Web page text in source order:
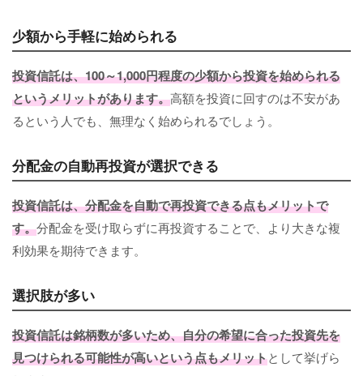
少額から手軽に始められる
投資信託は、100～1,000円程度の少額から投資を始められる
というメリットがあります。高額を投資に回すのは不安があ
るという人でも、無理なく始められるでしょう。
分配金の自動再投資が選択できる
投資信託は、分配金を自動で再投資できる点もメリットで
す。分配金を受け取らずに再投資することで、より大きな複
利効果を期待できます。
選択肢が多い
投資信託は銘柄数が多いため、自分の希望に合った投資先を
見つけられる可能性が高いという点もメリットとして挙げら